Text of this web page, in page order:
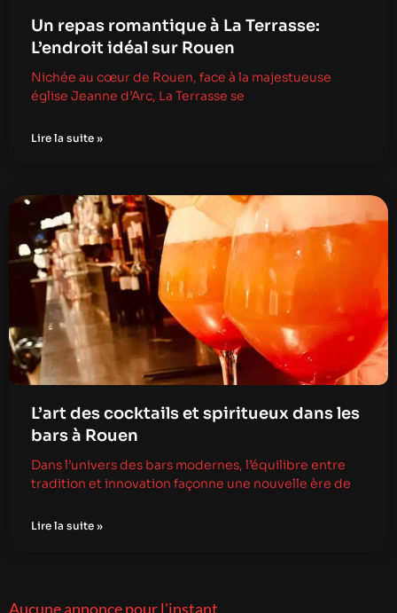
Un repas romantique à La Terrasse:
L’endroit idéal sur Rouen
Nichée au cœur de Rouen, face à la majestueuse
église Jeanne d’Arc, La Terrasse se
Lire la suite »
L’art des cocktails et spiritueux dans les
bars à Rouen
Dans l’univers des bars modernes, l’équilibre entre
tradition et innovation façonne une nouvelle ère de
Lire la suite »
Aucune annonce pour l'instant